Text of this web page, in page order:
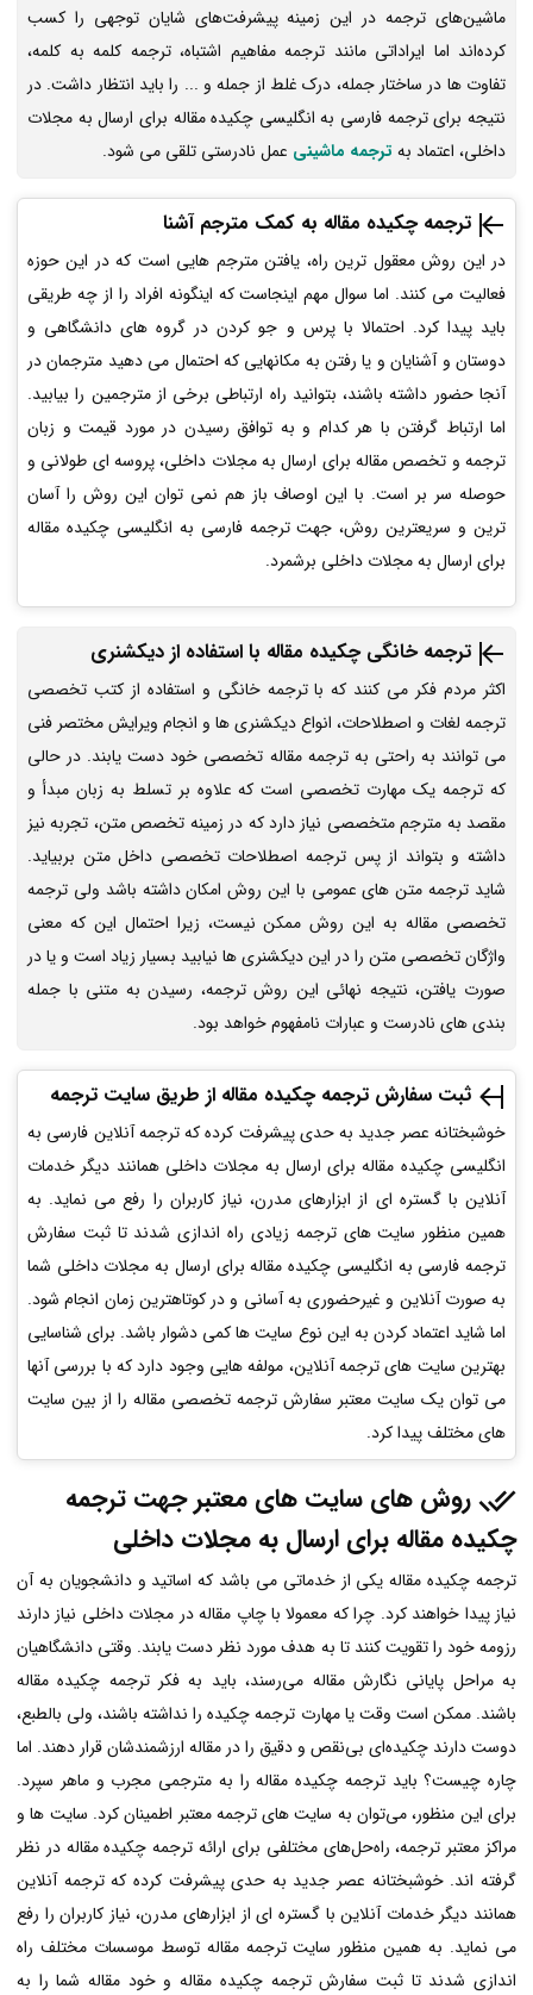
ماشین‌های ترجمه در این زمینه پیشرفت‌های شایان توجهی را کسب
کرده‌اند اما ایراداتی مانند ترجمه مفاهیم اشتباه، ترجمه کلمه به کلمه،
تفاوت ها در ساختار جمله، درک غلط از جمله و ... را باید انتظار داشت. در
نتیجه برای ترجمه فارسی به انگلیسی چکیده مقاله برای ارسال به مجلات
داخلی، اعتماد به ترجمه ماشینی عمل نادرستی تلقی می شود.
ترجمه چکیده مقاله به کمک مترجم آشنا
در این روش معقول ترین راه، یافتن مترجم هایی است که در این حوزه
فعالیت می کنند. اما سوال مهم اینجاست که اینگونه افراد را از چه طریقی
باید پیدا کرد. احتمالا با پرس و جو کردن در گروه های دانشگاهی و
دوستان و آشنایان و یا رفتن به مکانهایی که احتمال می دهید مترجمان در
آنجا حضور داشته باشند، بتوانید راه ارتباطی برخی از مترجمین را بیابید.
اما ارتباط گرفتن با هر کدام و به توافق رسیدن در مورد قیمت و زبان
ترجمه و تخصص مقاله برای ارسال به مجلات داخلی، پروسه ای طولانی و
حوصله سر بر است. با این اوصاف باز هم نمی توان این روش را آسان
ترین و سریعترین روش، جهت ترجمه فارسی به انگلیسی چکیده مقاله
برای ارسال به مجلات داخلی برشمرد.
ترجمه خانگی چکیده مقاله با استفاده از دیکشنری
اکثر مردم فکر می کنند که با ترجمه خانگی و استفاده از کتب تخصصی
ترجمه لغات و اصطلاحات، انواع دیکشنری ها و انجام ویرایش مختصر فنی
می توانند به راحتی به ترجمه مقاله تخصصی خود دست یابند. در حالی
که ترجمه یک مهارت تخصصی است که علاوه بر تسلط به زبان مبدأ و
مقصد به مترجم متخصصی نیاز دارد که در زمینه تخصص متن، تجربه نیز
داشته و بتواند از پس ترجمه اصطلاحات تخصصی داخل متن بربیاید.
شاید ترجمه متن های عمومی با این روش امکان داشته باشد ولی ترجمه
تخصصی مقاله به این روش ممکن نیست، زیرا احتمال این که معنی
واژگان تخصصی متن را در این دیکشنری ها نیابید بسیار زیاد است و یا در
صورت یافتن، نتیجه نهائی این روش ترجمه، رسیدن به متنی با جمله
بندی های نادرست و عبارات نامفهوم خواهد بود.
ثبت سفارش ترجمه چکیده مقاله از طریق سایت ترجمه
خوشبختانه عصر جدید به حدی پیشرفت کرده که ترجمه آنلاین فارسی به
انگلیسی چکیده مقاله برای ارسال به مجلات داخلی همانند دیگر خدمات
آنلاین با گستره ای از ابزارهای مدرن، نیاز کاربران را رفع می نماید. به
همین منظور سایت های ترجمه زیادی راه اندازی شدند تا ثبت سفارش
ترجمه فارسی به انگلیسی چکیده مقاله برای ارسال به مجلات داخلی شما
به صورت آنلاین و غیرحضوری به آسانی و در کوتاهترین زمان انجام شود.
اما شاید اعتماد کردن به این نوع سایت ها کمی دشوار باشد. برای شناسایی
بهترین سایت های ترجمه آنلاین، مولفه هایی وجود دارد که با بررسی آنها
می توان یک سایت معتبر سفارش ترجمه تخصصی مقاله را از بین سایت
های مختلف پیدا کرد.
روش های سایت های معتبر جهت ترجمه
چکیده مقاله برای ارسال به مجلات داخلی
ترجمه چکیده مقاله یکی از خدماتی می باشد که اساتید و دانشجویان به آن
نیاز پیدا خواهند کرد. چرا که معمولا با چاپ مقاله در مجلات داخلی نیاز دارند
رزومه خود را تقویت کنند تا به هدف مورد نظر دست یابند. وقتی دانشگاهیان
به مراحل پایانی نگارش مقاله می‌رسند، باید به فکر ترجمه چکیده مقاله
باشند. ممکن است وقت یا مهارت ترجمه چکیده را نداشته باشند، ولی بالطبع،
دوست دارند چکیده‌ای بی‌نقص و دقیق را در مقاله ارزشمندشان قرار دهند. اما
چاره چیست؟ باید ترجمه چکیده مقاله‌ را به مترجمی مجرب و ماهر سپرد.
برای این منظور، می‌توان به سایت های ترجمه معتبر اطمینان کرد. سایت ها و
مراکز معتبر ترجمه، راه‌حل‌های مختلفی برای ارائه ترجمه چکیده مقاله در نظر
گرفته اند. خوشبختانه عصر جدید به حدی پیشرفت کرده که ترجمه آنلاین
همانند دیگر خدمات آنلاین با گستره ای از ابزارهای مدرن، نیاز کاربران را رفع
می نماید. به همین منظور سایت ترجمه مقاله توسط موسسات مختلف راه
اندازی شدند تا ثبت سفارش ترجمه چکیده مقاله و خود مقاله شما را به